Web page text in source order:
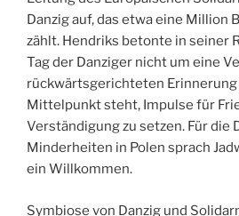
Danzig auf, das etwa eine Million
zählt. Hendriks betonte in seiner
Tag der Danziger nicht um eine
rückwärtsgerichteten
Mittelpunkt steht, Impulse für
Verständigung zu setzen. Für die
Minderheiten in Polen sprach
ein Willkommen.
Symbiose von Danzig und